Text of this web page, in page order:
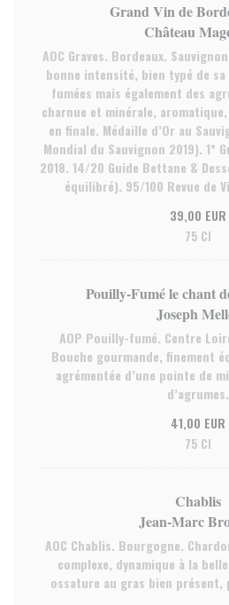
Grand Vin de
Château
AOC Graves. Bordeaux.
bonne intensité, bien typé de
fumées mais également des
charnue et minérale,
en finale. Médaille d’Or au
Mondial du Sauvignon 2019). 1*
2018. 14/20 Guide Bettane &
équilibré). 95/100 Revue de
39,00 EUR
75 Cl
Pouilly-Fumé le chant
Joseph
AOP Pouilly-fumé. Centre
Bouche gourmande, finement
agrémentée d’une pointe de
d’agrumes.
41,00 EUR
75 Cl
Chablis
Jean-Marc
AOC Chablis. Bourgogne.
complexe, dynamique à la
ossature au gras bien